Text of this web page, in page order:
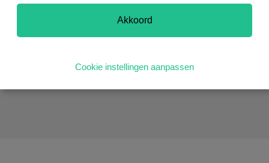
Akkoord
Cookie instellingen aanpassen
Responsible
Disclosure